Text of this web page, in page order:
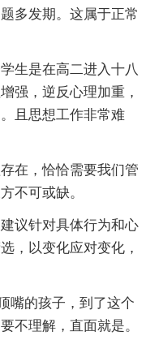
多发期。这属于正常
生是在高二进入十八
强，逆反心理加重，
且思想工作非常难
在，恰恰需要我们管
不可或缺。
议针对具体行为和心
，以变化应对变化，
嘴的孩子，到了这个
不理解，直面就是。